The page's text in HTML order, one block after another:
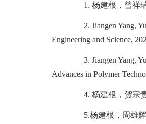
1. 杨建根，曾祥
2. Jiangen Yang, Yu
Engineering and Science,
3. Jiangen Yang, Yu
Advances in Polymer
4. 杨建根，贺宗
5.杨建根，周雄